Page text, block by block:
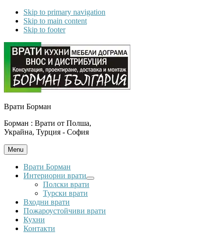
Skip to primary navigation
Skip to main content
Skip to footer
Врати Борман
Борман : Врати от Полша,
Украйна, Турция - София
Menu
Врати Борман
Интериорни врати
Submenu
Полски врати
Турски врати
Входни врати
Пожароустойчиви врати
Кухни
Контакти